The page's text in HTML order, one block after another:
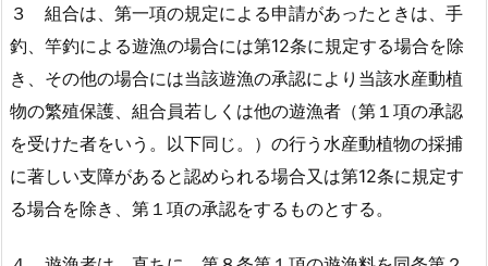
３ 組合は、第一項の規定による申請があったときは、手
釣、竿釣による遊漁の場合には第12条に規定する場合を除
き、その他の場合には当該遊漁の承認により当該水産動植
物の繁殖保護、組合員若しくは他の遊漁者（第１項の承認
を受けた者をいう。以下同じ。）の行う水産動植物の採捕
に著しい支障があると認められる場合又は第12条に規定す
る場合を除き、第１項の承認をするものとする。